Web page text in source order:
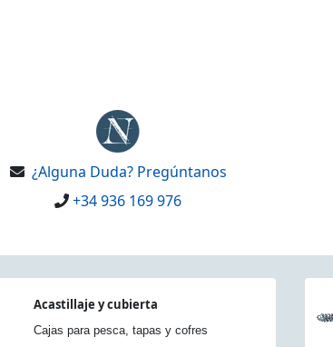
¿Alguna Duda? Pregúntanos
+34 936 169 976
Acastillaje y cubierta
Cajas para pesca, tapas y cofres